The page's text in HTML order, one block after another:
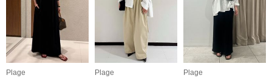
Plage
Plage
Plage